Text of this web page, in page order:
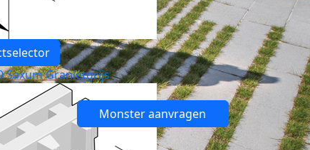
Saxum Granietgrijs
Monster aanvragen